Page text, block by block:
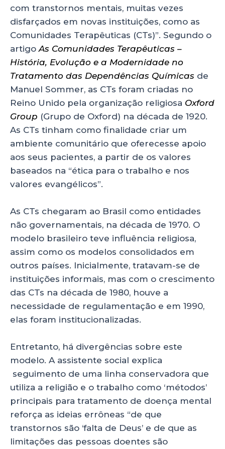
com transtornos mentais, muitas vezes
disfarçados em novas instituições, como as
Comunidades Terapêuticas (CTs)”. Segundo o
artigo As Comunidades Terapêuticas –
História, Evolução e a Modernidade no
Tratamento das Dependências Químicas de
Manuel Sommer, as CTs foram criadas no
Reino Unido pela organização religiosa Oxford
Group (Grupo de Oxford) na década de 1920.
As CTs tinham como finalidade criar um
ambiente comunitário que oferecesse apoio
aos seus pacientes, a partir de os valores
baseados na “ética para o trabalho e nos
valores evangélicos”.
As CTs chegaram ao Brasil como entidades
não governamentais, na década de 1970. O
modelo brasileiro teve influência religiosa,
assim como os modelos consolidados em
outros países. Inicialmente, tratavam-se de
instituições informais, mas com o crescimento
das CTs na década de 1980, houve a
necessidade de regulamentação e em 1990,
elas foram institucionalizadas.
Entretanto, há divergências sobre este
modelo. A assistente social explica
seguimento de uma linha conservadora que
utiliza a religião e o trabalho como ‘métodos’
principais para tratamento de doença mental
reforça as ideias errôneas “de que
transtornos são ‘falta de Deus’ e de que as
limitações das pessoas doentes são